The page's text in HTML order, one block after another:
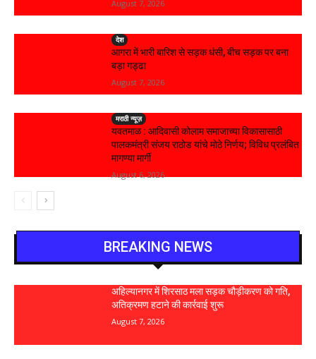
August 7, 2026
देश
आगरा में भारी बारिश से सड़क धंसी, बीच सड़क पर बना
बड़ा गड्ढा
August 7, 2026
मराठी न्यूज़
यवतमाळ : आदिवासी कोलाम समाजाच्या विकासासाठी
पालकमंत्री संजय राठोड यांचे मोठे निर्णय; विविध प्रलंबित
मागण्या मार्गी
August 6, 2026
BREAKING NEWS
अहिल्यानगर में शिरसाठ मला सड़क चौड़ीकरण को गति,
अतिक्रमण हटाने की कार्रवाई शुरू
August 7, 2026